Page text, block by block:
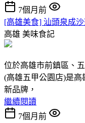
7個月前
[高雄美食] 汕頭泉成
高雄 美味食記
位於高雄市前鎮區、
(高雄五甲公園店)是
新品牌，
繼續閱讀
7個月前